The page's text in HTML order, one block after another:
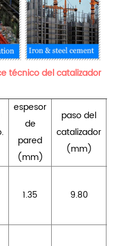
técnico del catalizador
espesor
de
pared
(mm)
paso del
catalizador
(mm)
1.35 9.80